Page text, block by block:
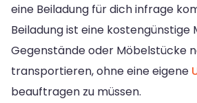
eine Beiladung für dich infrage
Beiladung ist eine kostengünstige
Gegenstände oder Möbelstücke
transportieren, ohne eine eigene
beauftragen zu müssen.